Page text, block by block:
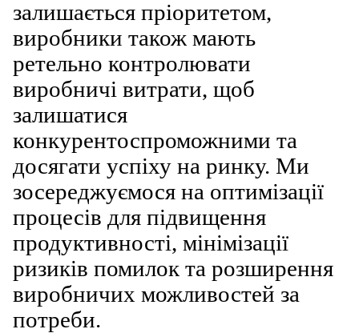
залишається пріоритетом,
виробники також мають
ретельно контролювати
виробничі витрати, щоб
залишатися
конкурентоспроможними та
досягати успіху на ринку. Ми
зосереджуємося на оптимізації
процесів для підвищення
продуктивності, мінімізації
ризиків помилок та розширення
виробничих можливостей за
потреби.